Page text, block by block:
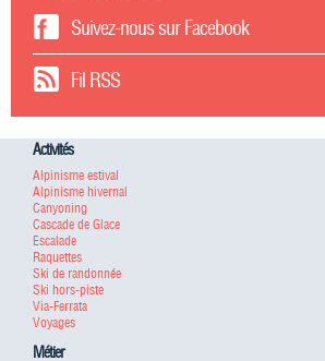
Suivez-nous sur Facebook
Fil RSS
Activités
Alpinisme estival
Alpinisme hivernal
Canyoning
Cascade de Glace
Escalade
Raquettes
Ski de randonnée
Ski hors-piste
Via-Ferrata
Voyages
Métier